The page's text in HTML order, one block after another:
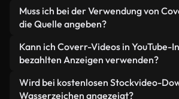
gleichzeitig die Ladezeiten
Kennzahlen wie LCP verbessert
Mit Coverr AI Studio erstellen Sie
Handumdrehen ein solches Video.
"Fütterungsaccessoires bei
und das Studio generiert innerhalb
ein individuelles Video für Sie, das
Lizenzbestimmungen entspricht.
Muss ich bei der Verwendung von
die Quelle angeben?
Eine Namensnennung ist nicht
Videos in unserer Stockbibliothek
verwendet werden – wir freuen uns
Kann ich Coverr-Videos in YouTube-
bezahlten Anzeigen verwenden?
Ja. Sämtliches Stockmaterial von
monetarisierten YouTube-Videos,
Wird bei kostenlosen Stockvideo-
Wasserzeichen angezeigt?